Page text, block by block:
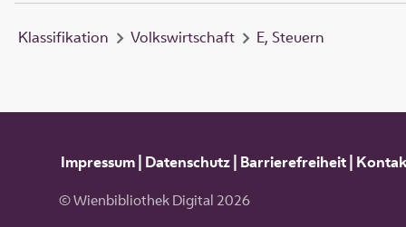
Klassifikation Volkswirtschaft E, Steuern
Impressum| Datenschutz| Barrierefreiheit|
© Wienbibliothek Digital 2026